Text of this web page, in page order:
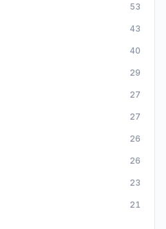
53
43
40
29
27
27
26
26
23
21